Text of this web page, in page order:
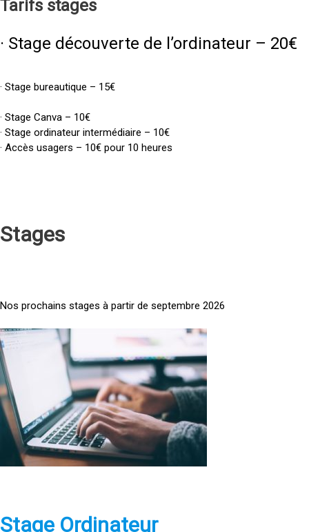
Tarifs stages
· Stage découverte de l’ordinateur – 20€
· Stage bureautique – 15€
· Stage Canva – 10€
· Stage ordinateur intermédiaire – 10€
· Accès usagers – 10€ pour 10 heures
Stages
Nos prochains stages à partir de septembre 2026
<
a
h
e
f
pStage Ordinateur